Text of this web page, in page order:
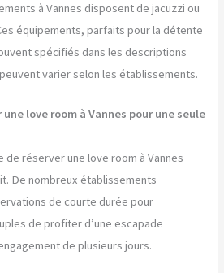
à Vannes disposent de jacuzzi ou
équipements, parfaits pour la détente
spécifiés dans les descriptions
varier selon les établissements.
love room à Vannes pour une seule
de réserver une love room à Vannes
De nombreux établissements
de courte durée pour
de profiter d’une escapade
de plusieurs jours.